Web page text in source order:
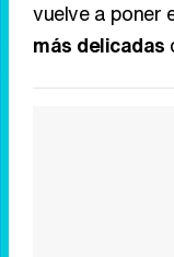
vuelve a poner
más delicadas